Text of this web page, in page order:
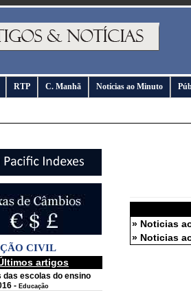
RTP C. Manhã Notícias ao Minuto
CIVIL
artigos
das escolas do ensino
- Educação
» Noticias
» Noticias